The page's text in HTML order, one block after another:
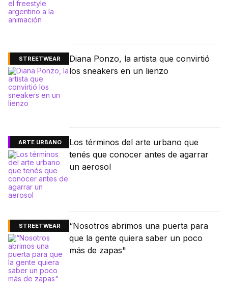
STREETWEAR
Diana Ponzo, la artista que convirtió
los sneakers en un lienzo
ARTE URBANO
Los términos del arte urbano que
tenés que conocer antes de agarrar
un aerosol
STREETWEAR
“Nosotros abrimos una puerta para
que la gente quiera saber un poco
más de zapas"